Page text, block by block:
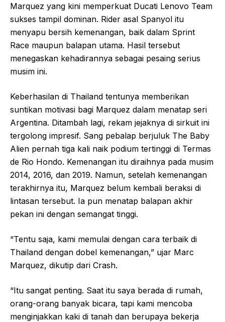
Marquez yang kini memperkuat Ducati Lenovo Team
sukses tampil dominan. Rider asal Spanyol itu
menyapu bersih kemenangan, baik dalam Sprint
Race maupun balapan utama. Hasil tersebut
menegaskan kehadirannya sebagai pesaing serius
musim ini.
Keberhasilan di Thailand tentunya memberikan
suntikan motivasi bagi Marquez dalam menatap seri
Argentina. Ditambah lagi, rekam jejaknya di sirkuit ini
tergolong impresif. Sang pebalap berjuluk The Baby
Alien pernah tiga kali naik podium tertinggi di Termas
de Rio Hondo. Kemenangan itu diraihnya pada musim
2014, 2016, dan 2019. Namun, setelah kemenangan
terakhirnya itu, Marquez belum kembali beraksi di
lintasan tersebut. Ia pun menatap balapan akhir
pekan ini dengan semangat tinggi.
“Tentu saja, kami memulai dengan cara terbaik di
Thailand dengan dobel kemenangan,” ujar Marc
Marquez, dikutip dari Crash.
“Itu sangat penting. Saat itu saya berada di rumah,
orang-orang banyak bicara, tapi kami mencoba
menginjakkan kaki di tanah dan berupaya bekerja